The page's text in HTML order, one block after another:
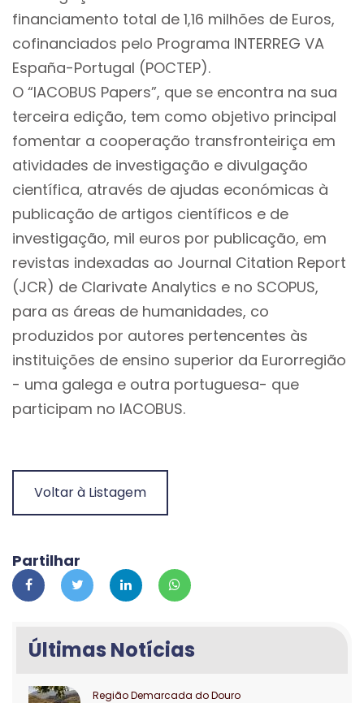
financiamento total de 1,16 milhões de Euros,
cofinanciados pelo Programa INTERREG VA
España-Portugal (POCTEP).
O “IACOBUS Papers”, que se encontra na sua
terceira edição, tem como objetivo principal
fomentar a cooperação transfronteiriça em
atividades de investigação e divulgação
científica, através de ajudas económicas à
publicação de artigos científicos e de
investigação, mil euros por publicação, em
revistas indexadas ao Journal Citation Report
(JCR) de Clarivate Analytics e no SCOPUS,
para as áreas de humanidades, co
produzidos por autores pertencentes às
instituições de ensino superior da Eurorregião
- uma galega e outra portuguesa- que
participam no IACOBUS.
Voltar à Listagem
Partilhar
Últimas Notícias
Região Demarcada do Douro